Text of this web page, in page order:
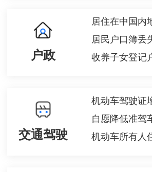
户政
居民户口簿丢
收养子女登记
交通驾驶
机动车驾驶证